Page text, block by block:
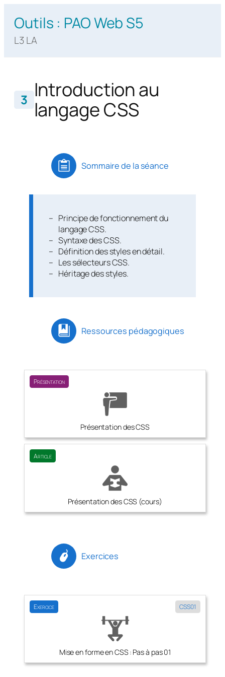
contenu
Outils : PAO Web S5
L3 LA
3 Introduction au
langage CSS
Sommaire de la séance
Principe de fonctionnement du
langage CSS.
Syntaxe des CSS.
Définition des styles en détail.
Les sélecteurs CSS.
Héritage des styles.
Ressources pédagogiques
Présentation des CSS
Présentation
Présentation des CSS (cours)
Article
Exercices
Mise en forme en CSS : Pas à pas 01
Exercice CSS01